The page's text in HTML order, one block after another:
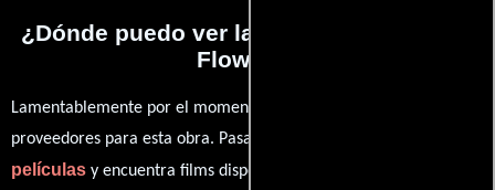
¿Dónde puedo ver la películas In Lieu of
Flowers?
Lamentablemente por el momento no contamos con enlaces a
proveedores para esta obra. Pasa por nuestro catálogo de
películas y encuentra films disponibles. También puedes